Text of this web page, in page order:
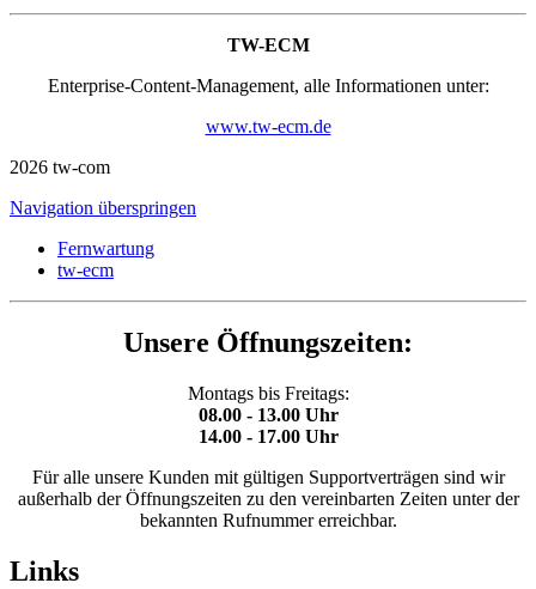
TW-ECM
Enterprise-Content-Management, alle Informationen unter:
www.tw-ecm.de
2026 tw-com
Navigation überspringen
Fernwartung
tw-ecm
Unsere Öffnungszeiten:
Montags bis Freitags:
08.00 - 13.00 Uhr
14.00 - 17.00 Uhr
Für alle unsere Kunden mit gültigen Supportverträgen sind wir
außerhalb der Öffnungszeiten zu den vereinbarten Zeiten unter der
bekannten Rufnummer erreichbar.
Links